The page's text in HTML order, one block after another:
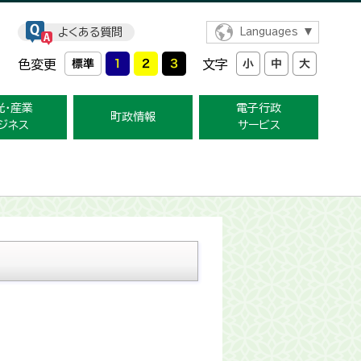
よくある質問 Languages
色変更 文字
・産業
ネス
町政情報
電子行政
サービス